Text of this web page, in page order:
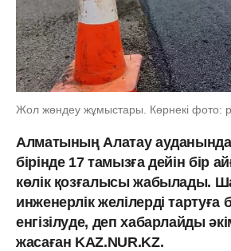
Жол жөндеу жұмыстары. Көрнекі фото:
Алматының Алатау
бірінде 17 тамызға дейін бір
көлік қозғалысы жабылады.
инженерлік желілерді
енгізілуде, деп хабарлайды
жасаған KAZ.NUR.KZ.